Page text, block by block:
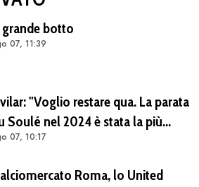
botto
07, 11:39
"Voglio restare qua. La parata
Soulé nel 2024 è stata la più
per la mia carriera"
07, 10:17
Roma, lo United